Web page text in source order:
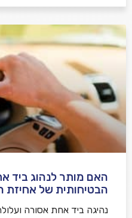
האם מותר לנהוג ביד
הבטיחותית של אחיזת
נהיגה ביד אחת אסורה